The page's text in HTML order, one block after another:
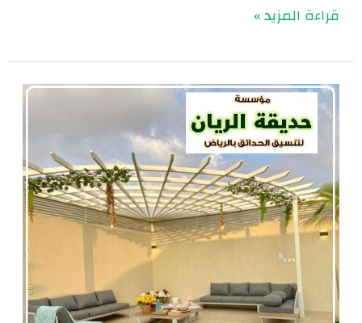
قراءة المزيد »
مظلات
وسواتر
بالرياض
0560048269